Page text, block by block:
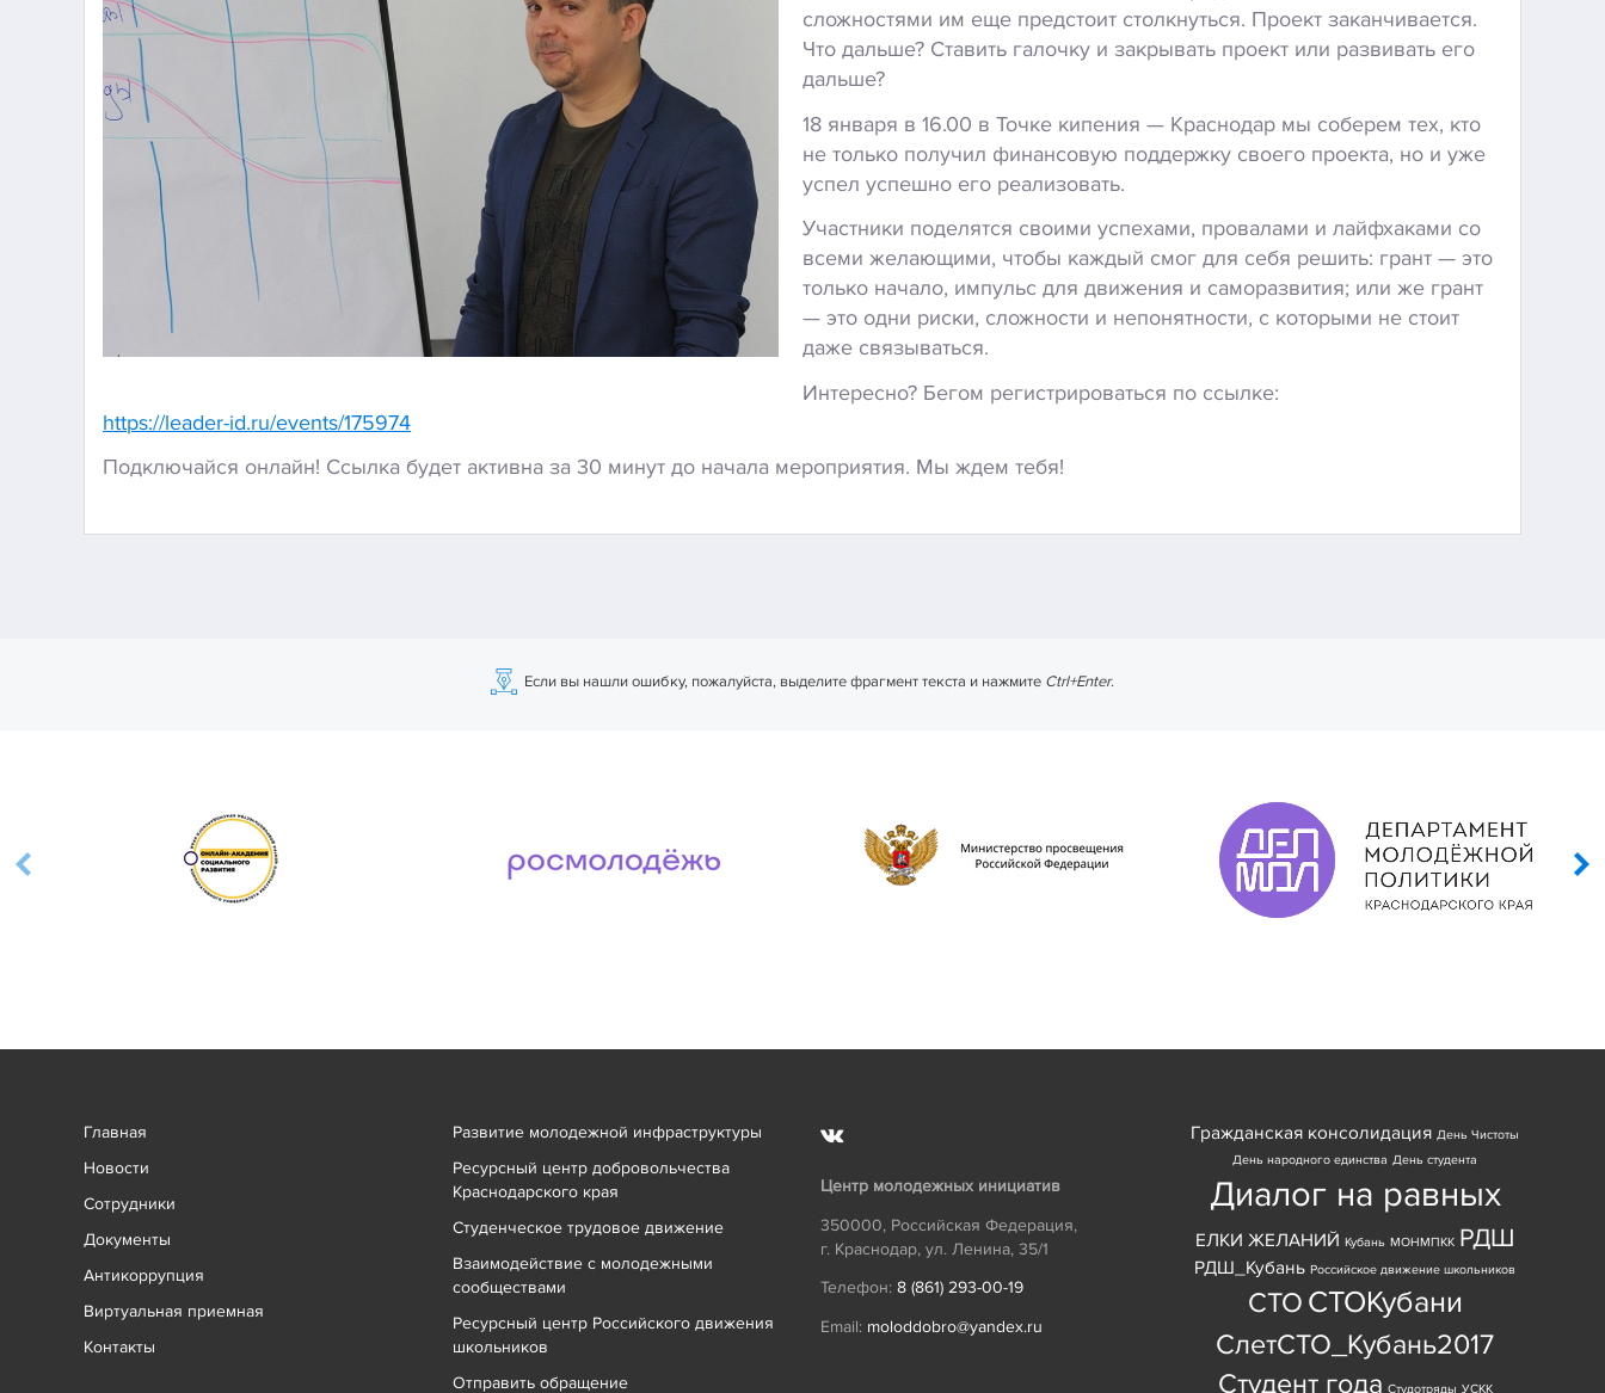
сложностями им еще предстоит столкнуться. Проект заканчивается.
Что дальше? Ставить галочку и закрывать проект или развивать его
дальше?
18 января в 16.00 в Точке кипения — Краснодар мы соберем тех, кто
не только получил финансовую поддержку своего проекта, но и уже
успел успешно его реализовать.
Участники поделятся своими успехами, провалами и лайфхаками со
всеми желающими, чтобы каждый смог для себя решить: грант — это
только начало, импульс для движения и саморазвития; или же грант
— это одни риски, сложности и непонятности, с которыми не стоит
даже связываться.
Интересно? Бегом регистрироваться по ссылке:
https://leader-id.ru/events/175974
Подключайся онлайн! Ссылка будет активна за 30 минут до начала мероприятия. Мы ждем тебя!
Если вы нашли ошибку, пожалуйста, выделите фрагмент текста и нажмите Ctrl+Enter.
Главная
Новости
Сотрудники
Документы
Антикоррупция
Виртуальная приемная
Контакты
Развитие молодежной инфраструктуры
Ресурсный центр добровольчества
Краснодарского края
Студенческое трудовое движение
Взаимодействие с молодежными
сообществами
Ресурсный центр Российского движения
школьников
Отправить обращение
Центр молодежных инициатив
350000, Российская Федерация,
г. Краснодар, ул. Ленина, 35/1
Телефон: 8 (861) 293-00-19
Email: moloddobro@yandex.ru
Гражданская консолидация День Чистоты
День народного единства День студента
Диалог на равных
ЕЛКИ ЖЕЛАНИЙ Кубань МОНМПКК РДШ
РДШ_Кубань Российское движение школьников
СТО СТОКубани
СлетСТО_Кубань2017
Студент года Студотряды УСКК